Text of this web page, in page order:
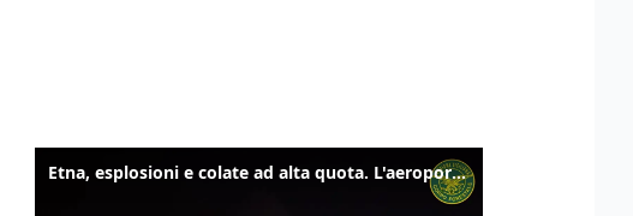
Etna, esplosioni e colate ad alta quota. L'aeroporto di Catania verso la normalità